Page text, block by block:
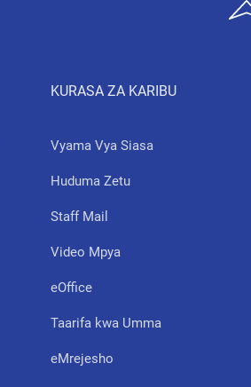
KURASA ZA KARIBU
Vyama Vya Siasa
Huduma Zetu
Staff Mail
Video Mpya
eOffice
Taarifa kwa Umma
eMrejesho